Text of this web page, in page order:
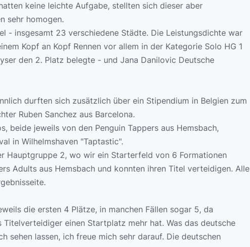
keine leichte Aufgabe, stellten sich dieser aber
sehr homogen.
- insgesamt 23 verschiedene Städte. Die Leistungsdichte war
Kopf an Kopf Rennen vor allem in der Kategorie Solo HG 1
den 2. Platz belegte - und Jana Danilovic Deutsche
durften sich zusätzlich über ein Stipendium in Belgien zum
Ruben Sanchez aus Barcelona.
beide jeweils von den Penguin Tappers aus Hemsbach,
in Wilhelmshaven "Taptastic".
Hauptgruppe 2, wo wir ein Starterfeld von 6 Formationen
Adults aus Hemsbach und konnten ihren Titel verteidigen. Alle
die ersten 4 Plätze, in manchen Fällen sogar 5, da
einen Startplatz mehr hat. Was das deutsche
sehen lassen, ich freue mich sehr darauf. Die deutschen